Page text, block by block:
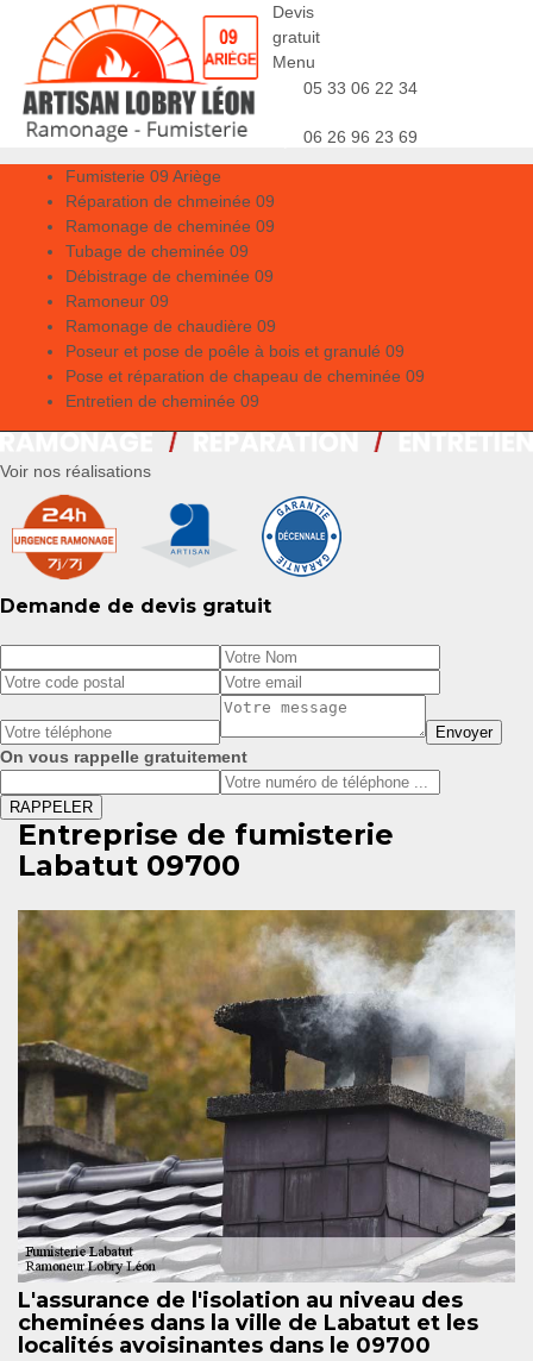
Devis
gratuit
Menu
05 33 06 22 34
06 26 96 23 69
Fumisterie 09 Ariège
Réparation de chmeinée 09
Ramonage de cheminée 09
Tubage de cheminée 09
Débistrage de cheminée 09
Ramoneur 09
Ramonage de chaudière 09
Poseur et pose de poêle à bois et granulé 09
Pose et réparation de chapeau de cheminée 09
Entretien de cheminée 09
Voir nos réalisations
Demande de devis gratuit
On vous rappelle gratuitement
Entreprise de fumisterie
Labatut 09700
L'assurance de l'isolation au niveau des
cheminées dans la ville de Labatut et les
localités avoisinantes dans le 09700